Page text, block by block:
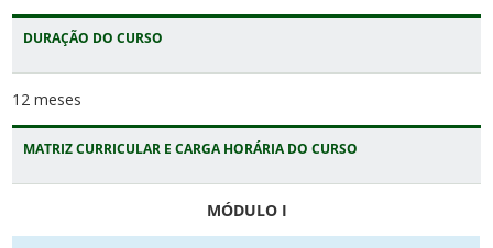
DURAÇÃO DO CURSO
12 meses
MATRIZ CURRICULAR E CARGA HORÁRIA DO CURSO
MÓDULO I